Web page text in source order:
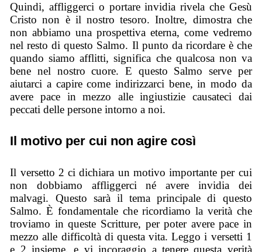
Quindi, affliggerci o portare invidia rivela che Gesù
Cristo non è il nostro tesoro. Inoltre, dimostra che
non abbiamo una prospettiva eterna, come vedremo
nel resto di questo Salmo. Il punto da ricordare è che
quando siamo afflitti, significa che qualcosa non va
bene nel nostro cuore. E questo Salmo serve per
aiutarci a capire come indirizzarci bene, in modo da
avere pace in mezzo alle ingiustizie causateci dai
peccati delle persone intorno a noi.
Il motivo per cui non agire così
Il versetto 2 ci dichiara un motivo importante per cui
non dobbiamo affliggerci né avere invidia dei
malvagi. Questo sarà il tema principale di questo
Salmo. È fondamentale che ricordiamo la verità che
troviamo in queste Scritture, per poter avere pace in
mezzo alle difficoltà di questa vita. Leggo i versetti 1
e 2 insieme, e vi incoraggio a tenere questa verità